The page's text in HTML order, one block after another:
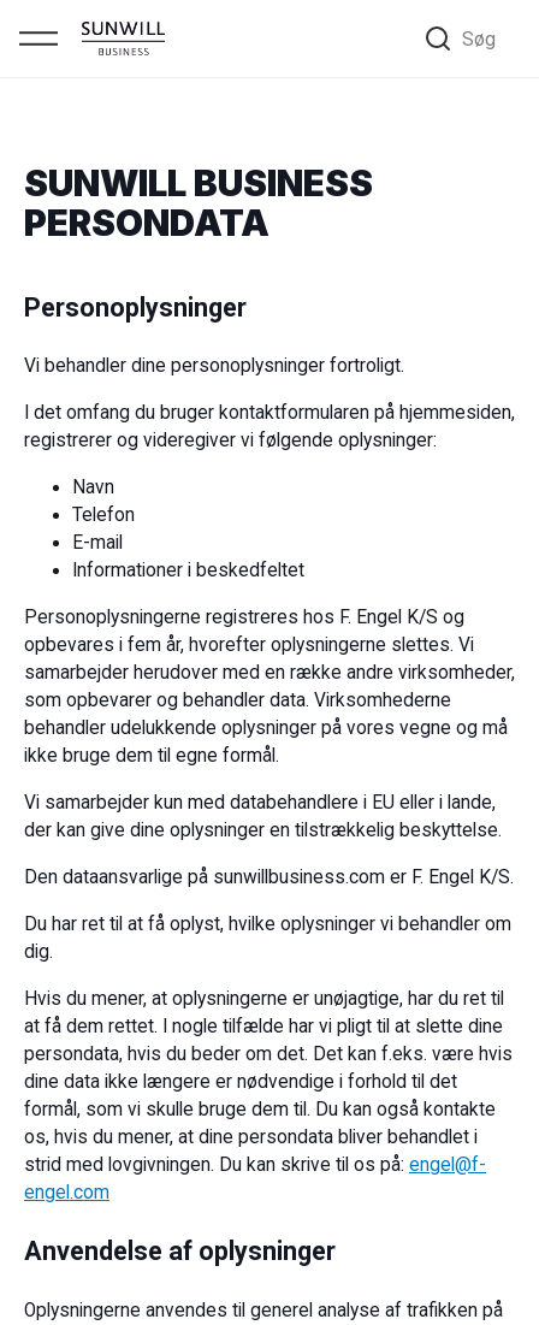
Søg
SUNWILL BUSINESS
PERSONDATA
Personoplysninger
Vi behandler dine personoplysninger fortroligt.
I det omfang du bruger kontaktformularen på hjemmesiden,
registrerer og videregiver vi følgende oplysninger:
Navn
Telefon
E-mail
Informationer i beskedfeltet
Personoplysningerne registreres hos F. Engel K/S og
opbevares i fem år, hvorefter oplysningerne slettes. Vi
samarbejder herudover med en række andre virksomheder,
som opbevarer og behandler data. Virksomhederne
behandler udelukkende oplysninger på vores vegne og må
ikke bruge dem til egne formål.
Vi samarbejder kun med databehandlere i EU eller i lande,
der kan give dine oplysninger en tilstrækkelig beskyttelse.
Den dataansvarlige på sunwillbusiness.com er F. Engel K/S.
Du har ret til at få oplyst, hvilke oplysninger vi behandler om
dig.
Hvis du mener, at oplysningerne er unøjagtige, har du ret til
at få dem rettet. I nogle tilfælde har vi pligt til at slette dine
persondata, hvis du beder om det. Det kan f.eks. være hvis
dine data ikke længere er nødvendige i forhold til det
formål, som vi skulle bruge dem til. Du kan også kontakte
os, hvis du mener, at dine persondata bliver behandlet i
strid med lovgivningen. Du kan skrive til os på: engel@f-
engel.com
Anvendelse af oplysninger
Oplysningerne anvendes til generel analyse af trafikken på